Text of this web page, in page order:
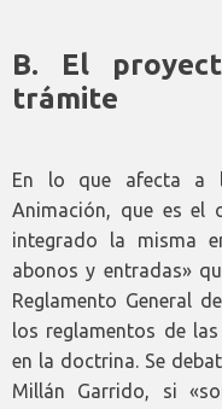
B. El
trámite
En lo que afecta a
Animación, que es el
integrado la misma
abonos y entradas»
Reglamento General
los reglamentos de
en la doctrina. Se
Millán Garrido, si